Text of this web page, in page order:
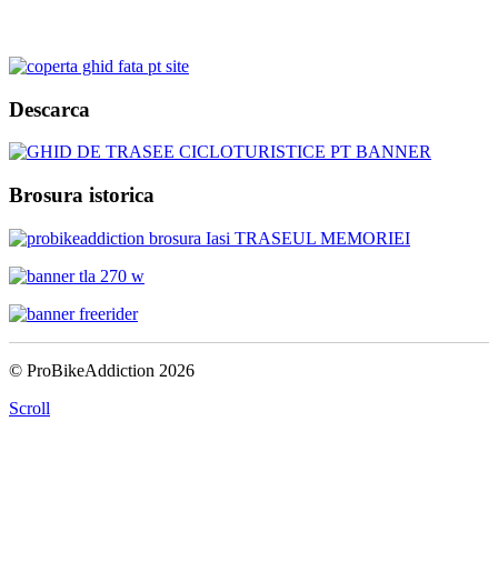
Descarca
Brosura istorica
© ProBikeAddiction 2026
Scroll